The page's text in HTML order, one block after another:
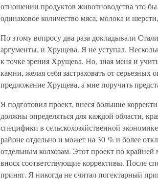
отношении продуктов животноводства это
одинаковое количество мяса, молока и
По этому вопросу два раза докладывали
аргументы, и Хрущева. Я не уступал.
к точке зрения Хрущева. Но, зная меня и
камни, желая себя застраховать от
предложение Хрущева, а мне поручить
Я подготовил проект, внеся большие
должны определяться для каждой области,
специфики в сельскохозяйственной
районе отдельно и может на 30 % и более
отдельным колхозам. Этот проект по
внося соответствующие коррективы. После
принят. Я никогда не считал погектарный